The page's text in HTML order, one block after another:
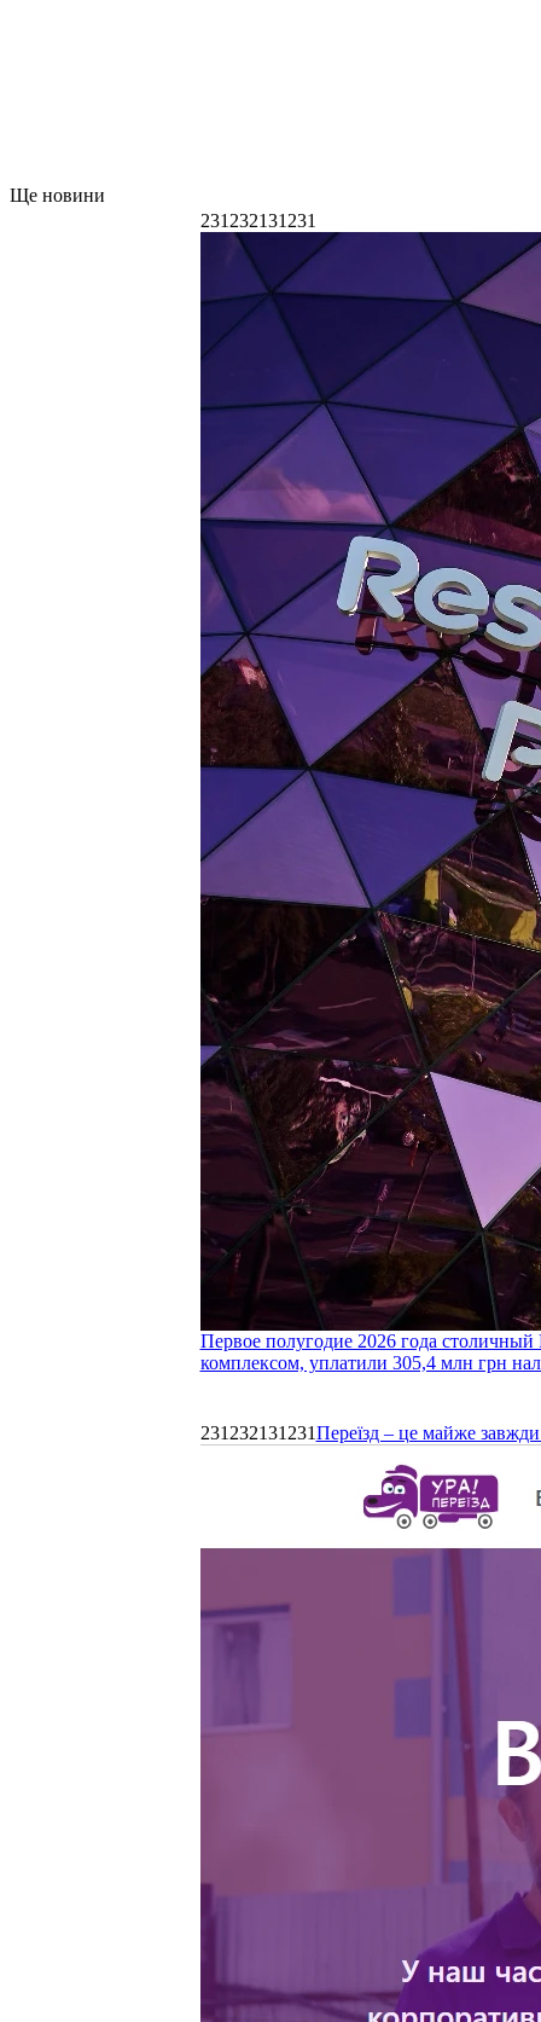
Ще новини
231232131231
Первое полугодие 2026 года
комплексом, уплатили 305,4 млн грн
231232131231Переїзд – це майже